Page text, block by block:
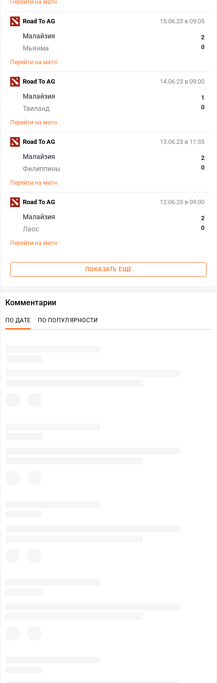
Перейти на матч
15.06.23 в 09:05
Малайзия
Мьянма
2
0
Перейти на матч
Road To AG
14.06.23 в 09:00
Малайзия
Таиланд
1
0
Перейти на матч
Road To AG
13.06.23 в 11:35
Малайзия
Филиппины
2
0
Перейти на матч
Road To AG
12.06.23 в 09:00
Малайзия
Лаос
2
0
Перейти на матч
Road To AG
ПОКАЗАТЬ ЕЩЕ
Комментарии
ПО ДАТЕ ПО ПОПУЛЯРНОСТИ